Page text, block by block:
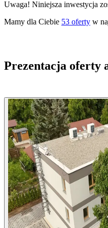
Uwaga! Niniejsza inwestycja
Mamy dla Ciebie 53 oferty w
Prezentacja oferty